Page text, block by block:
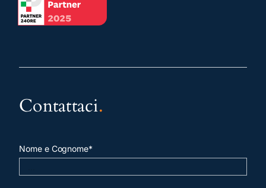
Contattaci.
Nome e Cognome*